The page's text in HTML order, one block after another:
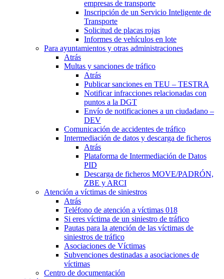
empresas de transporte
Inscripción de un Servicio Inteligente de
Transporte
Solicitud de placas rojas
Informes de vehículos en lote
Para ayuntamientos y otras administraciones
Atrás
Multas y sanciones de tráfico
Atrás
Publicar sanciones en TEU – TESTRA
Notificar infracciones relacionadas con
puntos a la DGT
Envío de notificaciones a un ciudadano –
DEV
Comunicación de accidentes de tráfico
Intermediación de datos y descarga de ficheros
Atrás
Plataforma de Intermediación de Datos
PID
Descarga de ficheros MOVE/PADRÓN,
ZBE y ARCI
Atención a víctimas de siniestros
Atrás
Teléfono de atención a víctimas 018
Si eres víctima de un siniestro de tráfico
Pautas para la atención de las víctimas de
siniestros de tráfico
Asociaciones de Víctimas
Subvenciones destinadas a asociaciones de
víctimas
Centro de documentación